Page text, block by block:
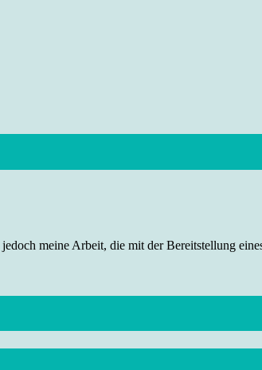
meine Arbeit, die mit der Bereitstellung